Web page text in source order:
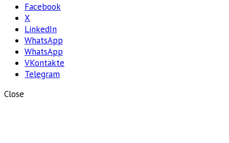
Facebook
X
LinkedIn
WhatsApp
WhatsApp
VKontakte
Telegram
Close